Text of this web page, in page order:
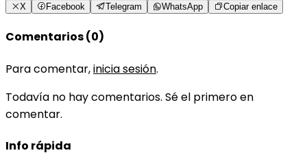
X Facebook Telegram WhatsApp Copiar enlace
Comentarios (0)
Para comentar,inicia sesión.
Todavía no hay comentarios. Sé el primero en
comentar.
Info rápida